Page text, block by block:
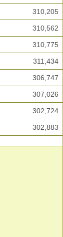
310,205
310,562
310,775
311,434
306,747
307,026
302,724
302,883